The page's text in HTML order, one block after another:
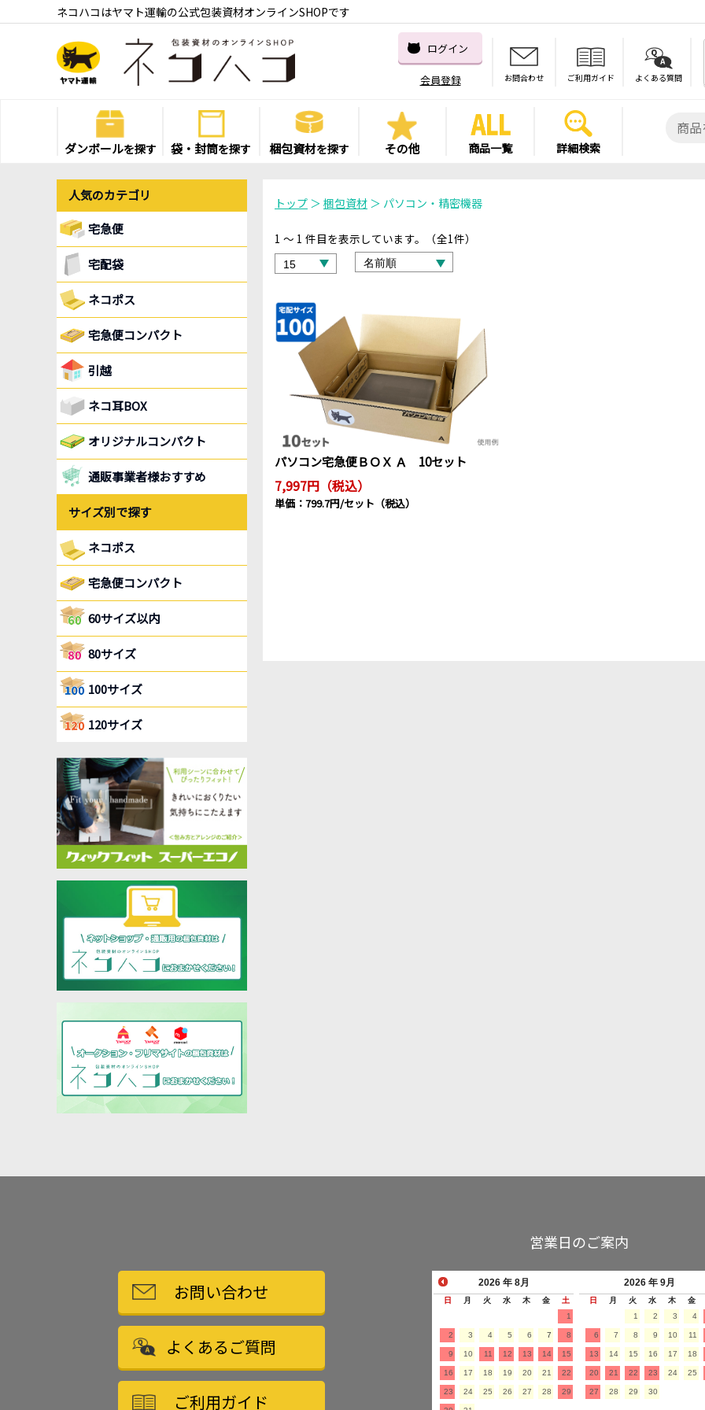
ネコハコはヤマト運輸の公式包装資材オンラインSHOPです
ログイン
会員登録 お問合わせ ご利用ガイド よくある質問
ダンボールを探す 袋・封筒を探す 梱包資材を探す その他 商品一覧 詳細検索
人気のカテゴリ
宅急便
宅配袋
ネコポス
宅急便コンパクト
引越
ネコ耳BOX
オリジナルコンパクト
通販事業者様おすすめ
サイズ別で探す
ネコポス
宅急便コンパクト
60サイズ以内
80サイズ
100サイズ
120サイズ
トップ ＞ 梱包資材 ＞ パソコン・精密機器
1 ～ 1 件目を表示しています。（全1件）
パソコン宅急便ＢＯＸ Ａ 10セット
7,997円（税込）
単価：799.7円/セット（税込）
お問い合わせ
よくあるご質問
ご利用ガイド
営業日のご案内
2026 年 8月
日 月 火 水 木 金
土
1
2 3 4 5 6 7 8
9 10 11 12 13 14 15
16 17 18 19 20 21 22
23 24 25 26 27 28 29
2026 年 9月
日 月 火 水 木
金
1
2 3 4
6 7 8 9 10 11
13 14 15 16 17 18
20 21 22 23 24 25
27 28 29 30